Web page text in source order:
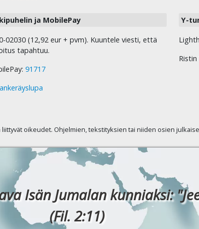
ja MobilePay
02030 (12,92 eur + pvm). Kuuntele viesti, että
tapahtuu.
91717
Y-
oikeudet. Ohjelmien, tekstityksien tai niiden osien
Isän Jumalan kunniaksi:
(Fil. 2:11)